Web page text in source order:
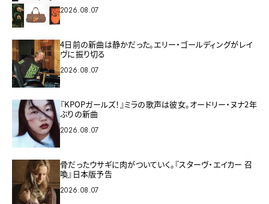
2026.08.07
4日前の新曲は静かだった。エリー・ゴールディングがレイ
ヴに振り切る
2026.08.07
『KPOPガールズ！』ミラの歌声は彼女。オードリー・ヌナ2年
ぶりの新曲
2026.08.07
骨だったウサギに肉がついていく。『スターヴ・エイカー 召
喚』日本版予告
2026.08.07